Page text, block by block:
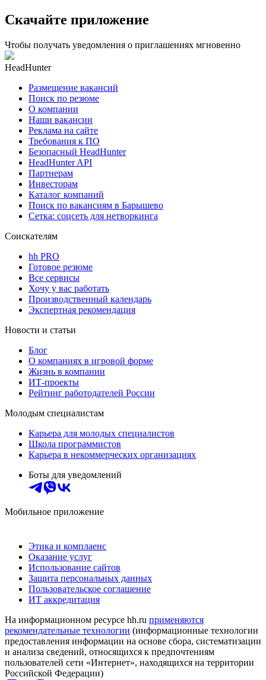
Скачайте приложение
Чтобы получать уведомления о приглашениях мгновенно
HeadHunter
Размещение вакансий
Поиск по резюме
О компании
Наши вакансии
Реклама на сайте
Требования к ПО
Безопасный HeadHunter
HeadHunter API
Партнерам
Инвесторам
Каталог компаний
Поиск по вакансиям в Барышево
Сетка: соцсеть для нетворкинга
Соискателям
hh PRO
Готовое резюме
Все сервисы
Хочу у вас работать
Производственный календарь
Экспертная рекомендация
Новости и статьи
Блог
О компаниях в игровой форме
Жизнь в компании
ИТ-проекты
Рейтинг работодателей России
Молодым специалистам
Карьера для молодых специалистов
Школа программистов
Карьера в некоммерческих организациях
Боты для уведомлений
Мобильное приложение
Этика и комплаенс
Оказание услуг
Использование сайтов
Защита персональных данных
Пользовательское соглашение
ИТ аккредитация
На информационном ресурсе hh.ru применяются
рекомендательные технологии (информационные технологии
предоставления информации на основе сбора, систематизации
и анализа сведений, относящихся к предпочтениям
пользователей сети «Интернет», находящихся на территории
Российской Федерации)